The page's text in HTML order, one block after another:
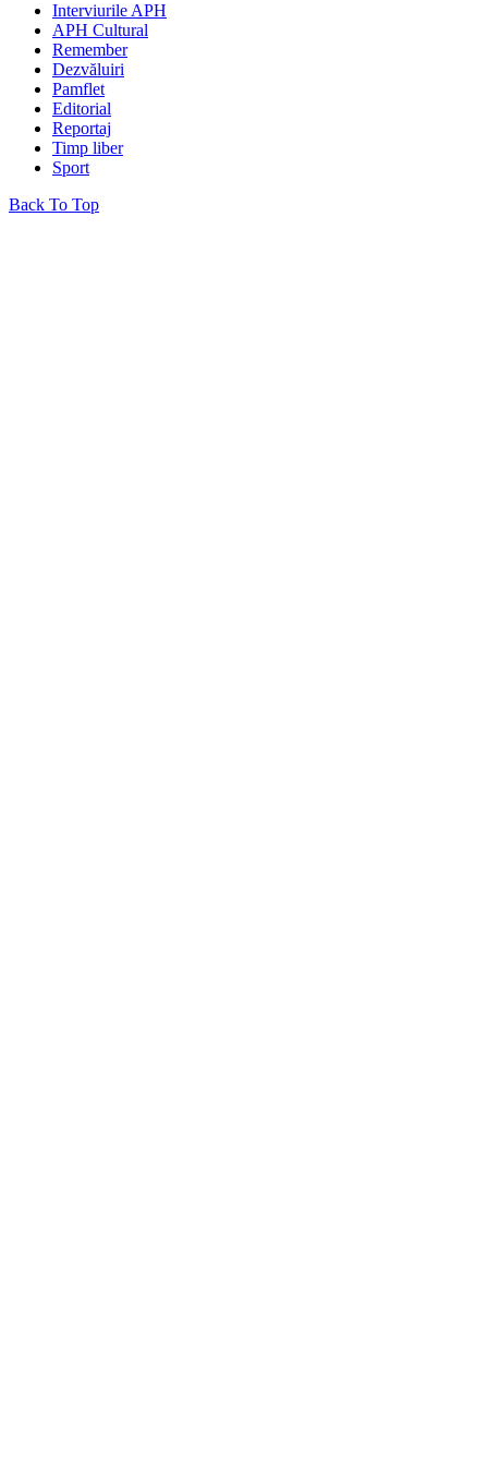
Interviurile APH
APH Cultural
Remember
Dezvăluiri
Pamflet
Editorial
Reportaj
Timp liber
Sport
Back To Top